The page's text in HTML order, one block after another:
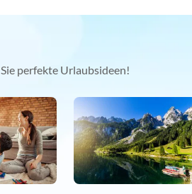
perfekte Urlaubsideen!